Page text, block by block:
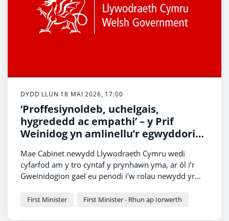
DYDD LLUN 18 MAI 2026, 17:00
‘Proffesiynoldeb, uchelgais,
hygrededd ac empathi’ – y Prif
Weinidog yn amlinellu’r egwyddorion
Mae Cabinet newydd Llywodraeth Cymru wedi
cyfarfod am y tro cyntaf y prynhawn yma, ar ôl i’r
Gweinidogion gael eu penodi i’w rolau newydd yr
First Minister First Minister - Rhun ap Iorwerth